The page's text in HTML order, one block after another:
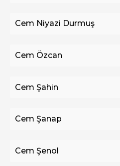
Cem Niyazi Durmuş
Cem Özcan
Cem Şahin
Cem Şanap
Cem Şenol